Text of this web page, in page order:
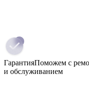
ГарантияПоможем с
и обслуживанием